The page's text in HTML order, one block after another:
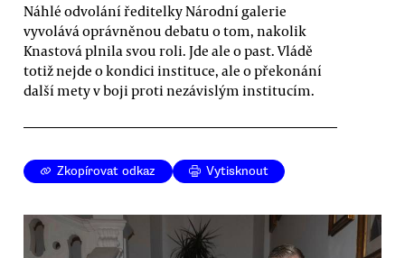
Náhlé odvolání ředitelky Národní galerie
vyvolává oprávněnou debatu o tom, nakolik
Knastová plnila svou roli. Jde ale o past. Vládě
totiž nejde o kondici instituce, ale o překonání
další mety v boji proti nezávislým institucím.
Zkopírovat odkaz Vytisknout